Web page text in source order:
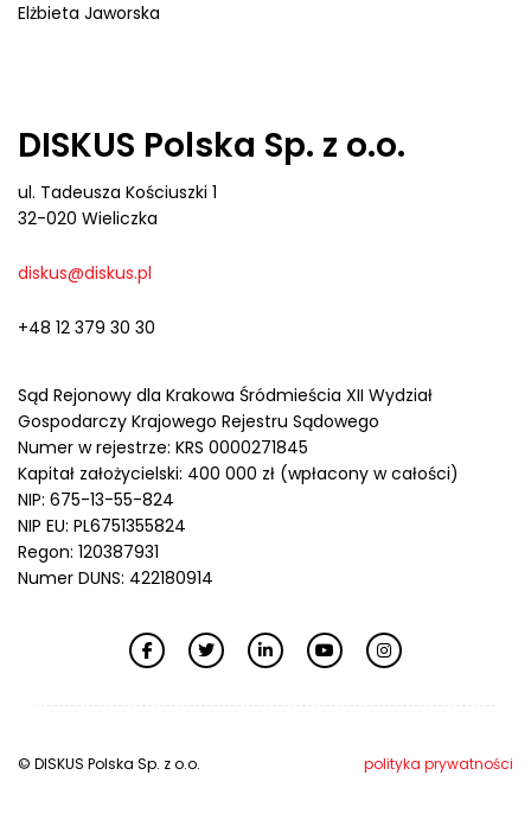
Elżbieta Jaworska
DISKUS Polska Sp. z o.o.
ul. Tadeusza Kościuszki 1
32-020 Wieliczka
diskus@diskus.pl
+48 12 379 30 30
Sąd Rejonowy dla Krakowa Śródmieścia XII Wydział
Gospodarczy Krajowego Rejestru Sądowego
Numer w rejestrze: KRS 0000271845
Kapitał założycielski: 400 000 zł (wpłacony w całości)
NIP: 675-13-55-824
NIP EU: PL6751355824
Regon: 120387931
Numer DUNS: 422180914
© DISKUS Polska Sp. z o.o. polityka prywatności